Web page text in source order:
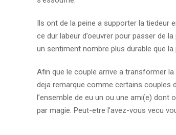
Ils ont de la peine a supporter la tiedeur
ce dur labeur d’oeuvrer pour passer de
un sentiment nombre plus durable que
Afin que le couple arrive a transformer
deja remarque comme certains couples
l’ensemble de eu un ou une ami(e) dont
par magie. Peut-etre l’avez-vous vecu